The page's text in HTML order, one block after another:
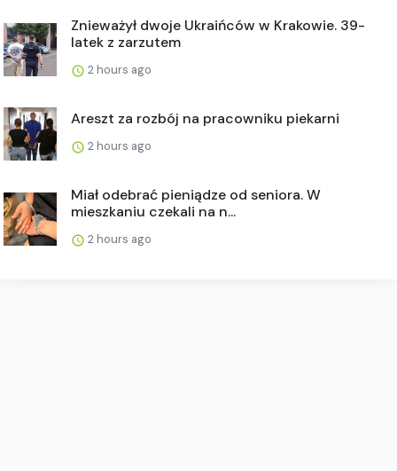
Znieważył dwoje Ukraińców w Krakowie. 39-
latek z zarzutem
2 hours ago
Areszt za rozbój na pracowniku piekarni
2 hours ago
Miał odebrać pieniądze od seniora. W
mieszkaniu czekali na n...
2 hours ago